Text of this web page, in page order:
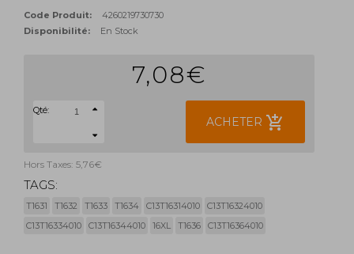
Code Produit:
4260219730730
Disponibilité:
En Stock
7,08€
Qté:
ACHETER add_shopping_cart
Hors Taxes: 5,76€
TAGS:
T1631 T1632 T1633 T1634 C13T16314010
C13T16324010
C13T16334010
C13T16344010 16XL T1636 C13T16364010